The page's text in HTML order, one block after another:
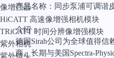
像增强器
HiCATT 高速像增强相机模块
TRiCATT 时间分辨像增强模块
紫外相机
紫外镜头
产品名称：同步泵浦可调谐
介绍：
德国Sirah公司为全球值得信
商。长期与美国Spectra-